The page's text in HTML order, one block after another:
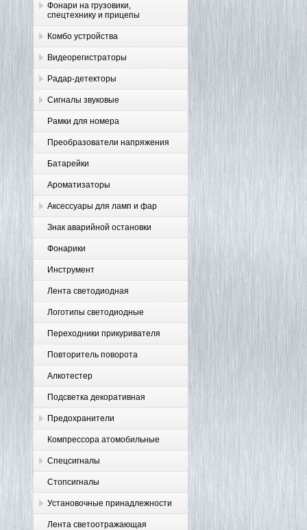
Фонари на грузовики,
спецтехнику и прицепы
Комбо устройства
Видеорегистраторы
Радар-детекторы
Сигналы звуковые
Рамки для номера
Преобразователи напряжения
Батарейки
Ароматизаторы
Аксессуары для ламп и фар
Знак аварийной остановки
Фонарики
Инструмент
Лента светодиодная
Логотипы светодиодные
Переходники прикуривателя
Повторитель поворота
Алкотестер
Подсветка декоративная
Предохранители
Компрессора атомобильные
Спецсигналы
Стопсигналы
Установочные принадлежности
Лента светоотражающая